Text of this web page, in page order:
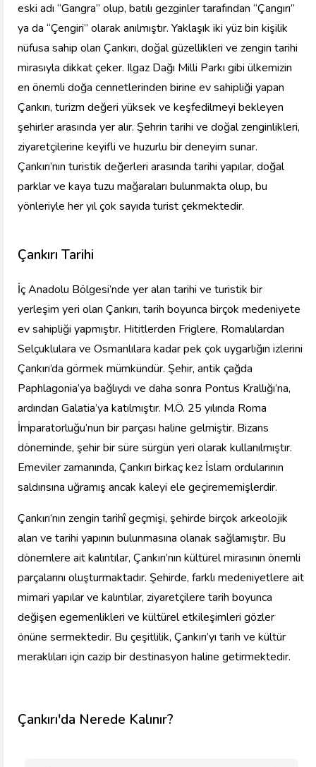
eski adı “Gangra” olup, batılı gezginler tarafından “Çangırı”
ya da “Çengiri” olarak anılmıştır. Yaklaşık iki yüz bin kişilik
nüfusa sahip olan Çankırı, doğal güzellikleri ve zengin tarihi
mirasıyla dikkat çeker. Ilgaz Dağı Milli Parkı gibi ülkemizin
en önemli doğa cennetlerinden birine ev sahipliği yapan
Çankırı, turizm değeri yüksek ve keşfedilmeyi bekleyen
şehirler arasında yer alır. Şehrin tarihi ve doğal zenginlikleri,
ziyaretçilerine keyifli ve huzurlu bir deneyim sunar.
Çankırı’nın turistik değerleri arasında tarihi yapılar, doğal
parklar ve kaya tuzu mağaraları bulunmakta olup, bu
yönleriyle her yıl çok sayıda turist çekmektedir.
Çankırı Tarihi
İç Anadolu Bölgesi’nde yer alan tarihi ve turistik bir
yerleşim yeri olan Çankırı, tarih boyunca birçok medeniyete
ev sahipliği yapmıştır. Hititlerden Friglere, Romalılardan
Selçuklulara ve Osmanlılara kadar pek çok uygarlığın izlerini
Çankırı’da görmek mümkündür. Şehir, antik çağda
Paphlagonia’ya bağlıydı ve daha sonra Pontus Krallığı’na,
ardından Galatia’ya katılmıştır. M.Ö. 25 yılında Roma
İmparatorluğu’nun bir parçası haline gelmiştir. Bizans
döneminde, şehir bir süre sürgün yeri olarak kullanılmıştır.
Emeviler zamanında, Çankırı birkaç kez İslam ordularının
saldırısına uğramış ancak kaleyi ele geçirememişlerdir.
Çankırı’nın zengin tarihî geçmişi, şehirde birçok arkeolojik
alan ve tarihi yapının bulunmasına olanak sağlamıştır. Bu
dönemlere ait kalıntılar, Çankırı’nın kültürel mirasının önemli
parçalarını oluşturmaktadır. Şehirde, farklı medeniyetlere ait
mimari yapılar ve kalıntılar, ziyaretçilere tarih boyunca
değişen egemenlikleri ve kültürel etkileşimleri gözler
önüne sermektedir. Bu çeşitlilik, Çankırı’yı tarih ve kültür
meraklıları için cazip bir destinasyon haline getirmektedir.
Çankırı'da Nerede Kalınır?